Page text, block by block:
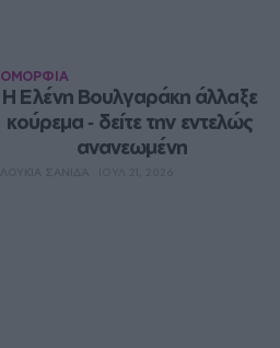
ΟΜΟΡΦΙΑ
Η Ελένη Βουλγαράκη άλλαξε
κούρεμα ‑ δείτε την εντελώς
ανανεωμένη